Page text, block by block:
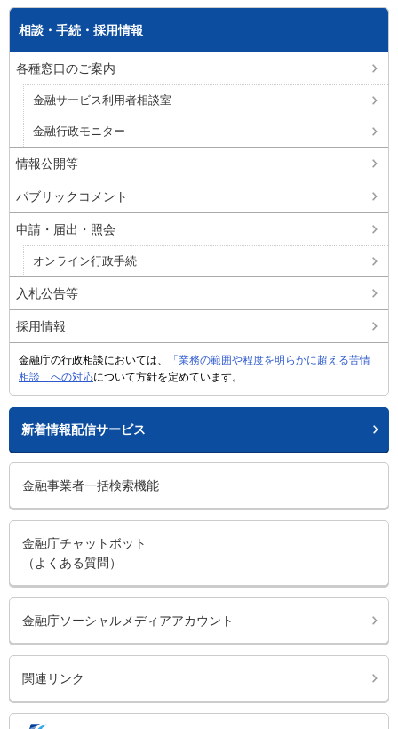
相談・手続・採用情報
各種窓口のご案内
金融サービス利用者相談室
金融行政モニター
情報公開等
パブリックコメント
申請・届出・照会
オンライン行政手続
入札公告等
採用情報
金融庁の行政相談においては、
「業務の範囲や程度を明らかに超える苦情
相談」への対応について方針を定めています。
新着情報配信サービス
金融事業者一括検索機能
金融庁チャットボット
（よくある質問）
金融庁ソーシャルメディアアカウント
関連リンク